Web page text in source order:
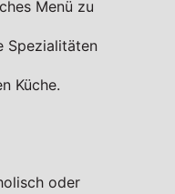
Menü zu
Spezialitäten
Küche.
oder